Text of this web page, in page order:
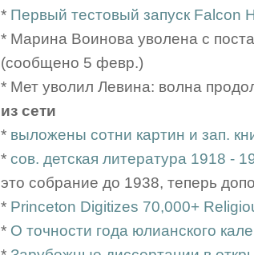
* Первый тестовый запуск Falcon
* Марина Воинова уволена с
(сообщено 5 февр.)
* Мет уволил Левина: волна
из сети
* выложены сотни картин и зап.
* сов. детская литература 1918 -
это собрание до 1938, теперь
* Princeton Digitizes 70,000+
* О точности года юлианского